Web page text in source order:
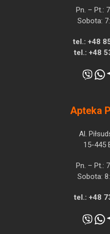
Pn. – Pt.:
Sobota:
tel.: +48
tel.: +48
Apteka
Al.
15-445
Pn. – Pt.:
Sobota:
tel.: +48